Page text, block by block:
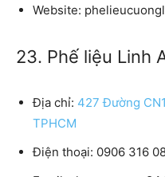
Website:
23. Phế liệu Linh
Địa chỉ: 427 Đường
TPHCM
Điện thoại: 0906 316